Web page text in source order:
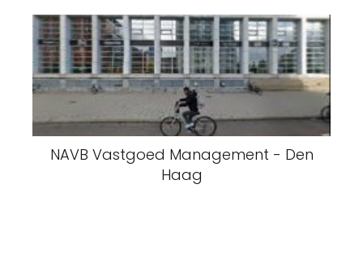
NAVB Vastgoed Management - Den
Haag